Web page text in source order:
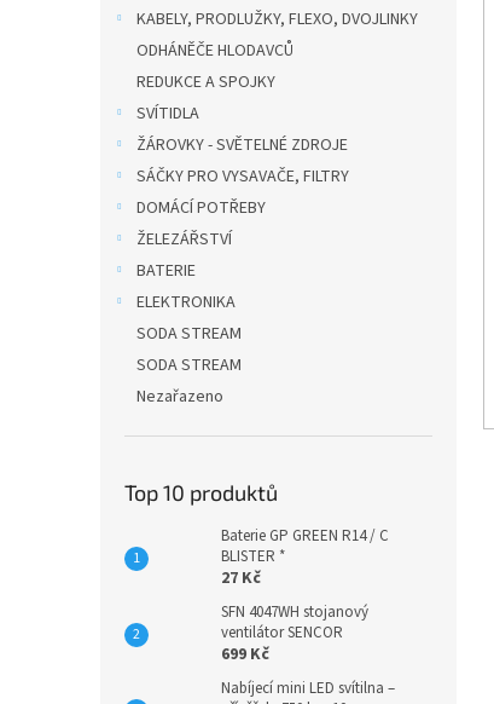
KABELY, PRODLUŽKY, FLEXO, DVOJLINKY
ODHÁNĚČE HLODAVCŮ
REDUKCE A SPOJKY
SVÍTIDLA
ŽÁROVKY - SVĚTELNÉ ZDROJE
SÁČKY PRO VYSAVAČE, FILTRY
DOMÁCÍ POTŘEBY
ŽELEZÁŘSTVÍ
BATERIE
ELEKTRONIKA
SODA STREAM
SODA STREAM
Nezařazeno
Top 10 produktů
Baterie GP GREEN R14 / C
BLISTER *
27 Kč
SFN 4047WH stojanový
ventilátor SENCOR
699 Kč
Nabíjecí mini LED svítilna –